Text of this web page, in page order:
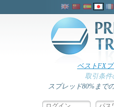
ベストFX
取引条件
スプレッド80%まで